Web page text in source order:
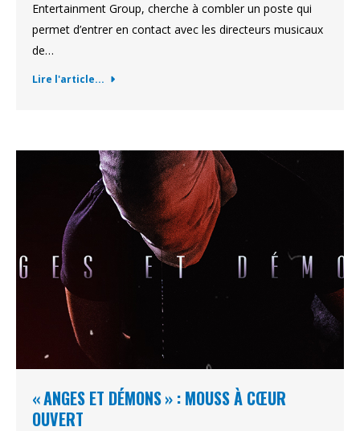
Entertainment Group, cherche à combler un poste qui
permet d’entrer en contact avec les directeurs musicaux
de…
Lire l'article...
« ANGES ET DÉMONS » : MOUSS À CŒUR
OUVERT